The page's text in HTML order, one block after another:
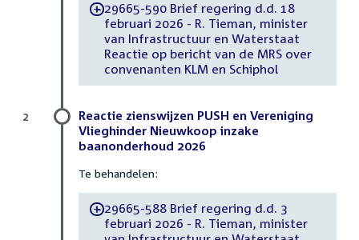
-29665-590 Brief regering d.d. 18
februari 2026 - R. Tieman, minister
van Infrastructuur en Waterstaat
Reactie op bericht van de MRS over
convenanten KLM en Schiphol
Reactie zienswijzen PUSH en Vereniging
Vlieghinder Nieuwkoop inzake
baanonderhoud 2026
Te behandelen:
-29665-588 Brief regering d.d. 3
februari 2026 - R. Tieman, minister
2